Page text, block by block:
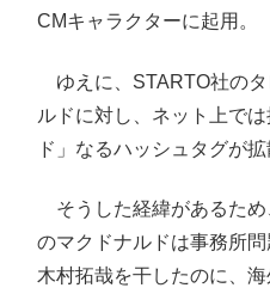
CMキャラクターに起用。
ゆえに、STARTO社のタ
ルドに対し、ネット上で
ド」なるハッシュタグが
そうした経緯があるため
のマクドナルドは事務所
木村拓哉を干したのに、